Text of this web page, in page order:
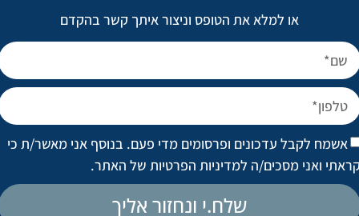
לכך שרבים נמנעים מטיפולים אסתטיים. אבל, כל מה שניתן להסיק
הטבעי והבלתי ניתן לעצירה של הגוף. אז בואו נשים את זה על
הזמן. מה שהרפואה הקוסמטית כן מציעה הוא שיפור משמעותי של
העצמי.
הטבעי ויש לכם ציפיות מציאותיות מהתוצאה שאליה אתם שואפים, פנו
השמירה על המראה הטבעי.
או למלא את הטופס וניצור איתך קשר בהקדם
אשמח לקבל עדכונים ופרסומים מדי פעם. בנוסף אני מאשר/ת כי
ואני מסכים/ה למדיניות הפרטיות של האתר.
שלח.י ונחזור אליך